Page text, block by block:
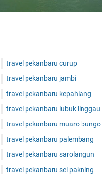
travel pekanbaru curup
travel pekanbaru jambi
travel pekanbaru kepahiang
travel pekanbaru lubuk linggau
travel pekanbaru muaro bungo
travel pekanbaru palembang
travel pekanbaru sarolangun
travel pekanbaru sei pakning